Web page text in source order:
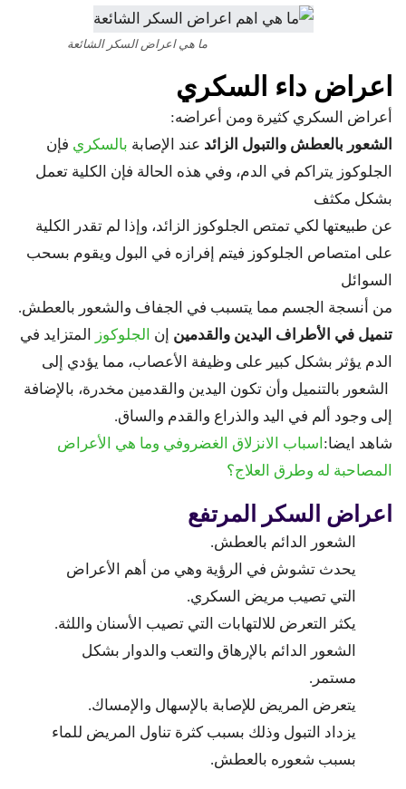
ما هي اعراض السكر الشائعة
اعراض داء السكري
أعراض السكري كثيرة ومن أعراضه:
الشعور بالعطش والتبول الزائد عند الإصابة بالسكري فإن
الجلوكوز يتراكم في الدم، وفي هذه الحالة فإن الكلية تعمل
بشكل مكثف
عن طبيعتها لكي تمتص الجلوكوز الزائد، وإذا لم تقدر الكلية
على امتصاص الجلوكوز فيتم إفرازه في البول ويقوم بسحب
السوائل
من أنسجة الجسم مما يتسبب في الجفاف والشعور بالعطش.
تنميل في الأطراف اليدين والقدمين إن الجلوكوز
المتزايد في
الدم يؤثر بشكل كبير على وظيفة الأعصاب، مما يؤدي إلى
الشعور بالتنميل وأن تكون اليدين والقدمين مخدرة، بالإضافة
إلى وجود ألم في اليد والذراع والقدم والساق.
شاهد ايضا: اسباب الانزلاق الغضروفي وما هي الأعراض
المصاحبة له وطرق العلاج؟
اعراض السكر المرتفع
الشعور الدائم بالعطش.
يحدث تشوش في الرؤية وهي من أهم الأعراض
التي تصيب مريض السكري.
يكثر التعرض للالتهابات التي تصيب الأسنان واللثة.
الشعور الدائم بالإرهاق والتعب والدوار بشكل
مستمر.
يتعرض المريض للإصابة بالإسهال والإمساك.
يزداد التبول وذلك بسبب كثرة تناول المريض للماء
بسبب شعوره بالعطش.